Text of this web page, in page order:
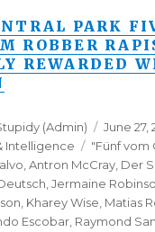
PARK
ROBBER
REWARDED
(Admin)
Posted
on
June 27,
Intelligence Tags
"Fünf vom
,Antron McCray Der
,Jermaine
Kharey Wise Matias
Escobar Raymond